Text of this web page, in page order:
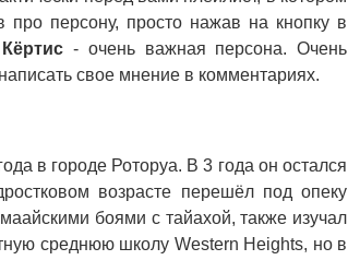
персону, просто нажав на кнопку в
- очень важная персона. Очень
свое мнение в комментариях.
в городе Роторуа. В 3 года он остался
возрасте перешёл под опеку
боями с тайахой, также изучал
среднюю школу Western Heights, но в